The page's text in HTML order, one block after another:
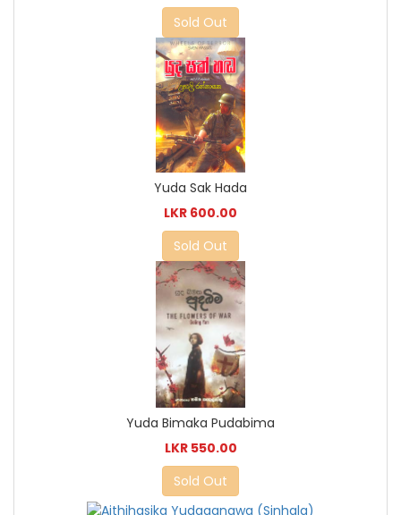
Sold Out
Yuda Sak Hada
LKR 600.00
Sold Out
Yuda Bimaka Pudabima
LKR 550.00
Sold Out